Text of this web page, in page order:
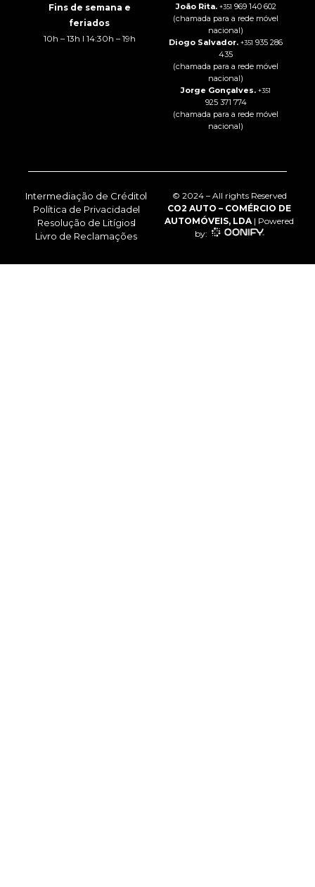
Fins de semana e
feriados
10h – 13h I 14:30h – 19h
João Rita. +351 969 140 602
(chamada para a rede móvel
nacional)
Diogo Salvador. +351 935 286
435
(chamada para a rede móvel
nacional)
Jorge Gonçalves. +351
925 371 774
(chamada para a rede móvel
nacional)
© 2024 – All rights Reserved
CO2 AUTO – COMÉRCIO DE
AUTOMÓVEIS, LDA | Powered
by:
Intermediação de Crédito
Política de Privacidade
Resolução de Litígios
Livro de Reclamações